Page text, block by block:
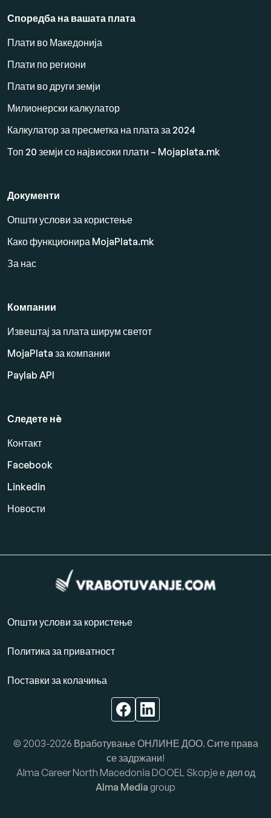
Споредба на вашата плата
Плати во Македонија
Плати по региони
Плати во други земји
Милионерски калкулатор
Калкулатор за пресметка на плата за 2024
Топ 20 земји со највисоки плати – Mojaplata.mk
Документи
Општи услови за користење
Како функционира MojaPlata.mk
За нас
Компании
Извештај за плата ширум светот
MojaPlata за компании
Paylab API
Следете нè
Контакт
Facebook
Linkedin
Новости
Општи услови за користење
Политика за приватност
Поставки за колачиња
© 2003-2026 Вработување ОНЛИНЕ ДОО. Сите права
се задржани!
Alma Career North Macedonia DOOEL Skopje е дел од
Alma Media group